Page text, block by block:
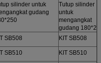
silinder untuk
gudang
Tutup silinder
untuk
mengangkat
gudang
SB508 KIT SB508
SB510 KIT SB510